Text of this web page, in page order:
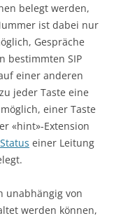
belegt werden,
ist dabei nur
Gespräche
bestimmten SIP
einer anderen
jeder Taste eine
einer Taste
«hint»-Extension
Status einer Leitung
unabhängig von
werden können,